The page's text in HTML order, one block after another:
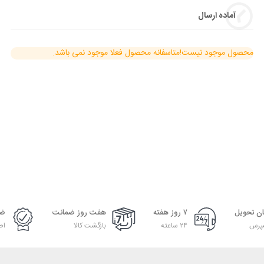
آماده ارسال
محصول موجود نیست!متاسفانه محصول فعلا موجود نمی باشد.
تحویل ۷ روز هفته
۲۴ ساعته
هفت روز ضمانت
بازگشت کالا